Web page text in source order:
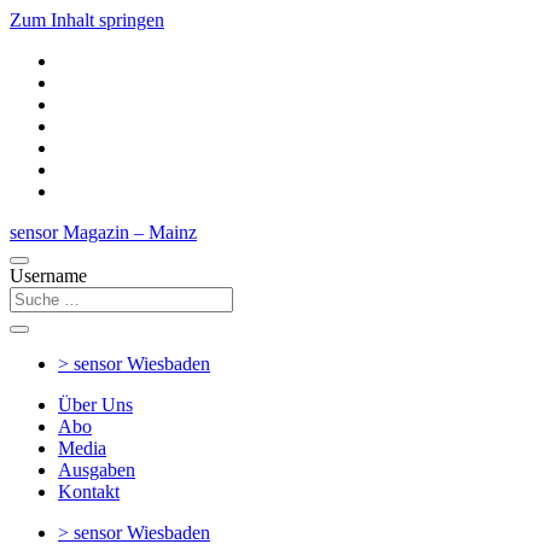
Zum Inhalt springen
sensor Magazin – Mainz
Username
> sensorWiesbaden
Über Uns
Abo
Media
Ausgaben
Kontakt
> sensorWiesbaden